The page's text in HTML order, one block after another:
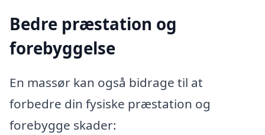
Bedre præstation og
forebyggelse
En massør kan også bidrage til at
forbedre din fysiske præstation og
forebygge skader: